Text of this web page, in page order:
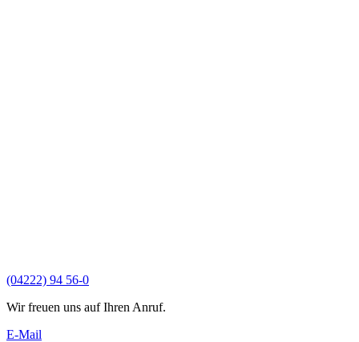
(04222) 94 56-0
Wir freuen uns auf Ihren Anruf.
E-Mail